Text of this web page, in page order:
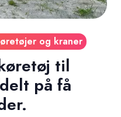
og kraner
til
på få